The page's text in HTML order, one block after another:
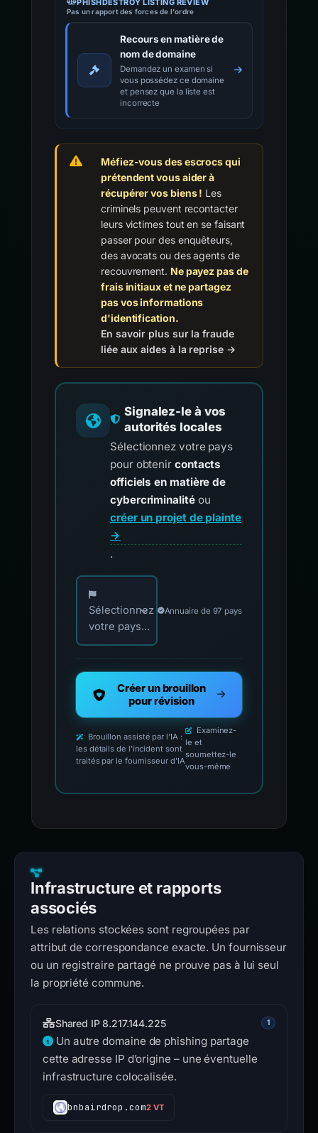
PHISHDESTROY LISTING REVIEW
Pas un rapport des forces de l'ordre
Recours en matière de
nom de domaine
Demandez un examen si
vous possédez ce domaine
et pensez que la liste est
incorrecte
Méfiez-vous des escrocs qui
prétendent vous aider à
récupérer vos biens ! Les
criminels peuvent recontacter
leurs victimes tout en se faisant
passer pour des enquêteurs,
des avocats ou des agents de
recouvrement. Ne payez pas de
frais initiaux et ne partagez
pas vos informations
d'identification.
En savoir plus sur la fraude
liée aux aides à la reprise →
Signalez-le à vos
autorités locales
Sélectionnez votre pays
pour obtenir contacts
officiels en matière de
cybercriminalitéou
créer un projet de plainte
→
.
Choisissez votre pays pour les contacts
Sélectionnez
votre pays...
Annuaire de 97 pays
Créer un brouillon
pour révision
Brouillon assisté par l'IA :
les détails de l'incident sont
traités par le fournisseur d'IA
Examinez-
le et
soumettez-le
vous-même
Infrastructure et rapports
associés
Les relations stockées sont regroupées par
attribut de correspondance exacte. Un fournisseur
ou un registraire partagé ne prouve pas à lui seul
la propriété commune.
Shared IP 8.217.144.225 1
Un autre domaine de phishing partage
cette adresse IP d’origine – une éventuelle
infrastructure colocalisée.
bnbairdrop.com2 VT